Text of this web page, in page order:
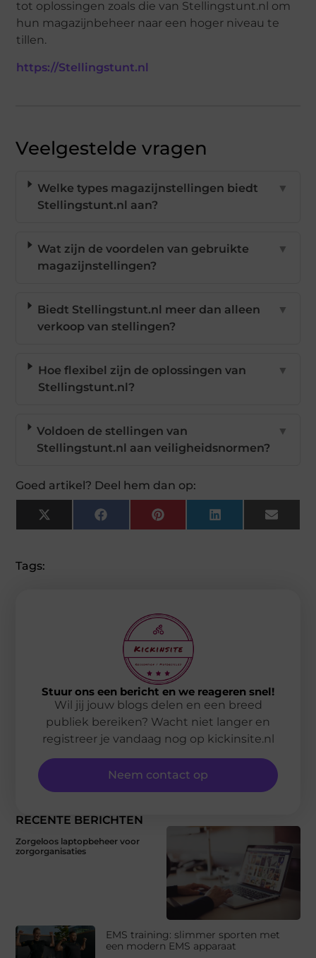
tot oplossingen zoals die van Stellingstunt.nl om
hun magazijnbeheer naar een hoger niveau te
tillen.
https://Stellingstunt.nl
Veelgestelde vragen
Welke types magazijnstellingen biedt
Stellingstunt.nl aan?
▼
Wat zijn de voordelen van gebruikte
magazijnstellingen?
▼
Biedt Stellingstunt.nl meer dan alleen
verkoop van stellingen?
▼
Hoe flexibel zijn de oplossingen van
Stellingstunt.nl?
▼
Voldoen de stellingen van
Stellingstunt.nl aan veiligheidsnormen?
▼
Goed artikel? Deel hem dan op:
X
(Twitter)
FacebookPinterestLinkedIn Email
Tags:
RECENTE BERICHTEN
Zorgeloos laptopbeheer voor
zorgorganisaties
EMS training: slimmer sporten met
een modern EMS apparaat
Stuur ons een bericht en we reageren snel!
Wil jij jouw blogs delen en een breed
publiek bereiken? Wacht niet langer en
registreer je vandaag nog op kickinsite.nl
Neem contact op